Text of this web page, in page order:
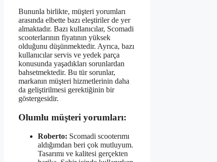
Bununla birlikte, müşteri yorumları
arasında elbette bazı eleştiriler de yer
almaktadır. Bazı kullanıcılar, Scomadi
scooterlarının fiyatının yüksek
olduğunu düşünmektedir. Ayrıca, bazı
kullanıcılar servis ve yedek parça
konusunda yaşadıkları sorunlardan
bahsetmektedir. Bu tür sorunlar,
markanın müşteri hizmetlerinin daha
da geliştirilmesi gerektiğinin bir
göstergesidir.
Olumlu müşteri yorumları:
Roberto: Scomadi scooterımı
aldığımdan beri çok mutluyum.
Tasarımı ve kalitesi gerçekten